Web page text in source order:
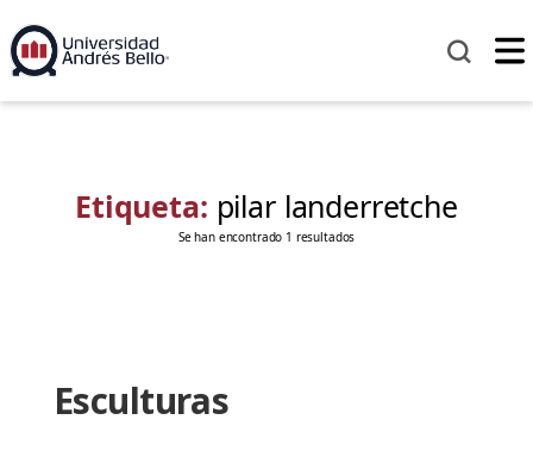
Etiqueta: pilar landerretche
Se han encontrado 1 resultados
Esculturas